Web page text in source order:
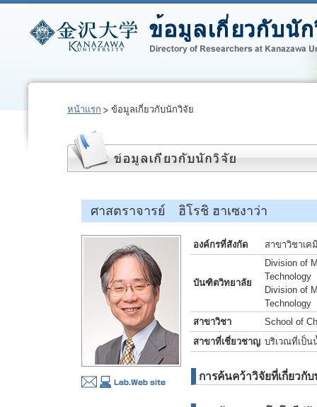
หน้าแรก ข้อมูลเกี่ยวกับนักวิจัย
ศาสตราจารย์ ฮิโรชิ ฮาเซงาว่า
องค์กรที่สังกัด สาขาวิชาเค
บันฑิตวิทยาลัย
Division of
Technology
Division of
Technology
สาขาวิชา
School of
สาขาที่เชี่ยวชาญ บริเวณที่เป็น
การค้นคว้าวิจัยที่เกี่ยวกั